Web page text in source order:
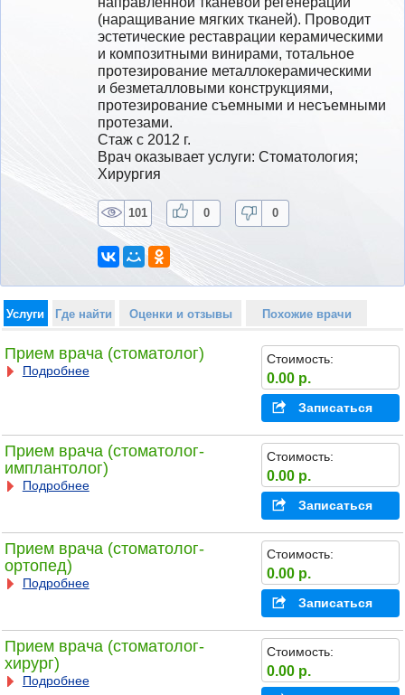
(наращивание мягких тканей). Проводит
эстетические реставрации керамическими
и композитными винирами, тотальное
протезирование металлокерамическими
и безметалловыми конструкциями,
протезирование съемными и несъемными
протезами.
Стаж с 2012 г.
Врач оказывает услуги: Стоматология;
Хирургия
101 0 0
Услуги Где найти Оценки и отзывы Похожие врачи
Прием врача (стоматолог)
Подробнее
Стоимость:
0.00 р.
Записаться
Прием врача (стоматолог-
имплантолог)
Подробнее
Стоимость:
0.00 р.
Записаться
Прием врача (стоматолог-
ортопед)
Подробнее
Стоимость:
0.00 р.
Записаться
Прием врача (стоматолог-
хирург)
Подробнее
Стоимость:
0.00 р.